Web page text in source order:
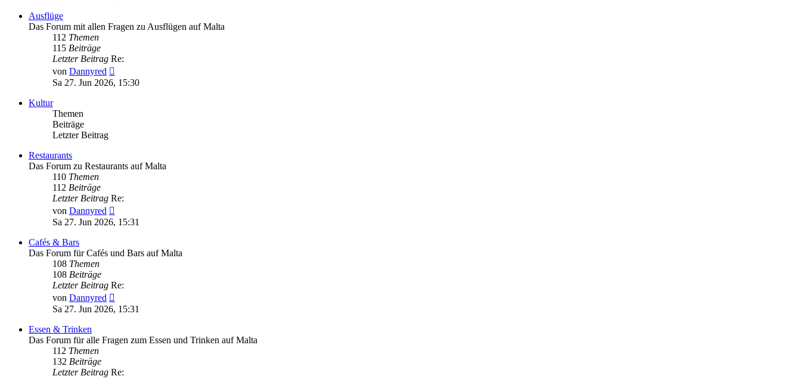
Ausflüge
Das Forum mit allen Fragen zu Ausflügen auf Malta
112 Themen
115 Beiträge
Letzter Beitrag Re:
von Dannyred
Beitrag
Sa 27. Jun 2026, 15:30
Kultur
Themen
Beiträge
Letzter Beitrag
Restaurants
Das Forum zu Restaurants auf Malta
110 Themen
112 Beiträge
Letzter Beitrag Re:
von Dannyred
Beitrag
Sa 27. Jun 2026, 15:31
Cafés & Bars
Das Forum für Cafés und Bars auf Malta
108 Themen
108 Beiträge
Letzter Beitrag Re:
von Dannyred
Beitrag
Sa 27. Jun 2026, 15:31
Essen & Trinken
Das Forum für alle Fragen zum Essen und Trinken auf Malta
112 Themen
132 Beiträge
Letzter Beitrag Re: